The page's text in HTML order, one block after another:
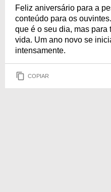
Feliz aniversário para a
conteúdo para os
que é o seu dia, mas para
vida. Um ano novo se
intensamente.
COPIAR